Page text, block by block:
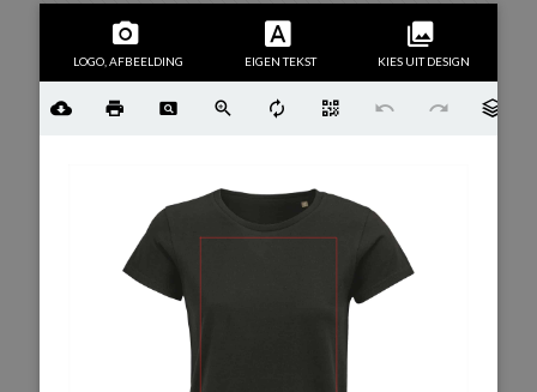
LOGO, AFBEELDING EIGEN TEKST KIES UIT DESIGN